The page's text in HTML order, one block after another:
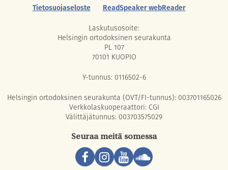
Tietosuojaseloste
ReadSpeaker webReader
Laskutusosoite:
Helsingin ortodoksinen seurakunta
PL 107
70101 KUOPIO
Y-tunnus: 0116502-6
Helsingin ortodoksinen seurakunta (OVT/FI-tunnus): 003701165026
Verkkolaskuoperaattori: CGI
Välittäjätunnus: 003703575029
Seuraa meitä somessa